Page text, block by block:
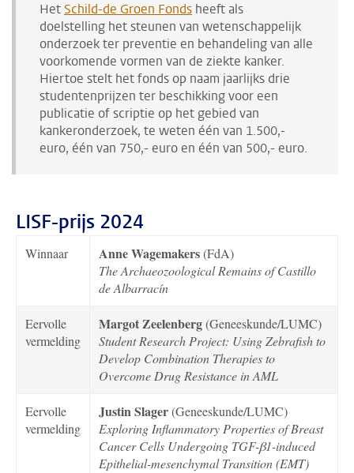
Het Schild-de Groen Fonds heeft als
doelstelling het steunen van wetenschappelijk
onderzoek ter preventie en behandeling van alle
voorkomende vormen van de ziekte kanker.
Hiertoe stelt het fonds op naam jaarlijks drie
studentenprijzen ter beschikking voor een
publicatie of scriptie op het gebied van
kankeronderzoek, te weten één van 1.500,-
euro, één van 750,- euro en één van 500,- euro.
LISF-prijs 2024
Winnaar Anne Wagemakers(FdA)
The Archaeozoological Remains of Castillo
de Albarracín
Eervolle
vermelding
Margot Zeelenberg(Geneeskunde/LUMC)
Student Research Project: Using Zebrafish to
Develop Combination Therapies to
Overcome Drug Resistance in AML
Eervolle
vermelding
Justin Slager(Geneeskunde/LUMC)
Exploring Inflammatory Properties of Breast
Cancer Cells Undergoing TGF-β1-induced
Epithelial-mesenchymal Transition (EMT)